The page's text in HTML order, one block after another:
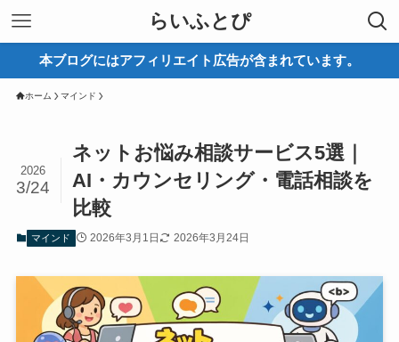
らいふとぴ
本ブログにはアフィリエイト広告が含まれています。
ホーム マインド
ネットお悩み相談サービス5選｜
AI・カウンセリング・電話相談を
比較
2026
3/24
マインド 2026年3月1日 2026年3月24日